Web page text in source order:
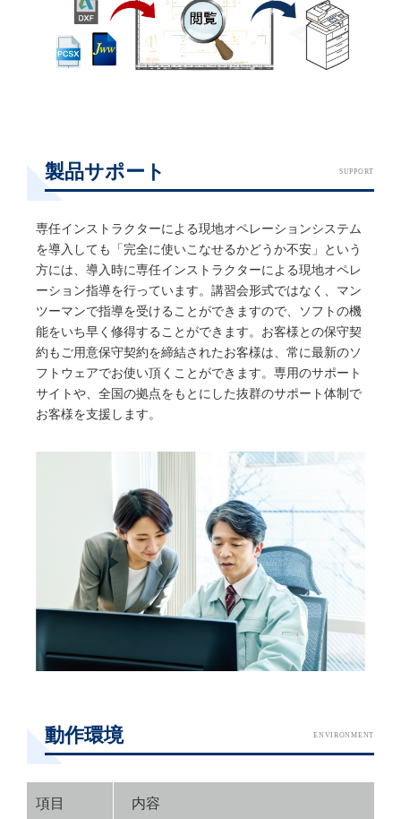
製品サポート SUPPORT
専任インストラクターによる現地オペレーションシステム
を導入しても「完全に使いこなせるかどうか不安」という
方には、導入時に専任インストラクターによる現地オペレ
ーション指導を行っています。講習会形式ではなく、マン
ツーマンで指導を受けることができますので、ソフトの機
能をいち早く修得することができます。お客様との保守契
約もご用意保守契約を締結されたお客様は、常に最新のソ
フトウェアでお使い頂くことができます。専用のサポート
サイトや、全国の拠点をもとにした抜群のサポート体制で
お客様を支援します。
動作環境 ENVIRONMENT
項目 内容